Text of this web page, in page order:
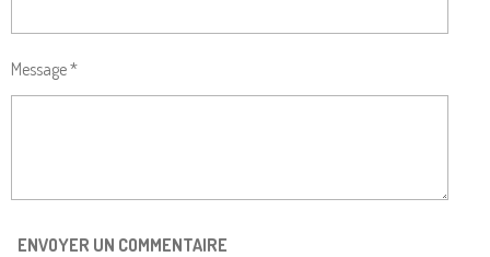
Message *
ENVOYER UN COMMENTAIRE